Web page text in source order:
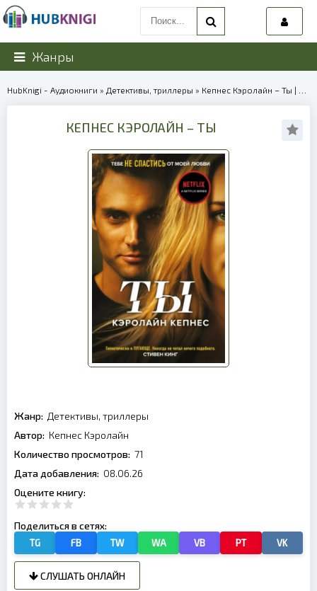
Жанры
HubKnigi - Аудиокниги » Детективы, триллеры » Кепнес Кэролайн – Ты | 40127
КЕПНЕС КЭРОЛАЙН – ТЫ
Жанр: Детективы, триллеры
Автор: Кепнес Кэролайн
Количество просмотров: 71
Дата добавления: 08.06.26
Оцените книгу:
Поделиться в сетях:
TG FB TW WA VB PT VK
СЛУШАТЬ ОНЛАЙН